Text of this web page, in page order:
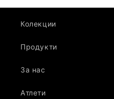
Колекции
Продукти
За нас
Атлети